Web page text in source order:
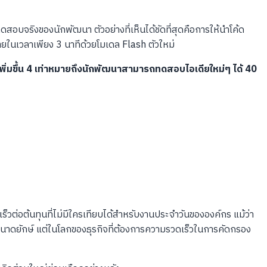
สอบจริงของนักพัฒนา ตัวอย่างที่เห็นได้ชัดที่สุดคือการให้นำโค้ด
เวลาเพียง 3 นาทีด้วยโมเดล Flash ตัวใหม่
พิ่มขึ้น 4 เท่าหมายถึงนักพัฒนาสามารถทดสอบไอเดียใหม่ๆ ได้ 40
ต่อต้นทุนที่ไม่มีใครเทียบได้สำหรับงานประจำวันขององค์กร แม้ว่า
ดยักษ์ แต่ในโลกของธุรกิจที่ต้องการความรวดเร็วในการคัดกรอง